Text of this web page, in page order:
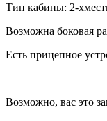
Тип кабины: 2-
Возможна боковая
Есть прицепное
Возможно, вас это